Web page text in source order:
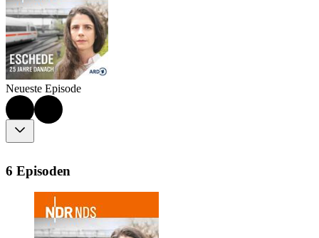
Neueste Episode
6 Episoden